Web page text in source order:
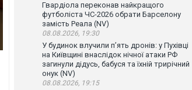
Гвардіола переконав найкращого
футболіста ЧС-2026 обрати Барселону
замість Реала (NV)
08.08.2026, 19:30
У будинок влучили п’ять дронів: у Пухівці
на Київщині внаслідок нічної атаки РФ
загинули дідусь, бабуся та їхній трирічний
онук (NV)
08.08.2026, 19:15